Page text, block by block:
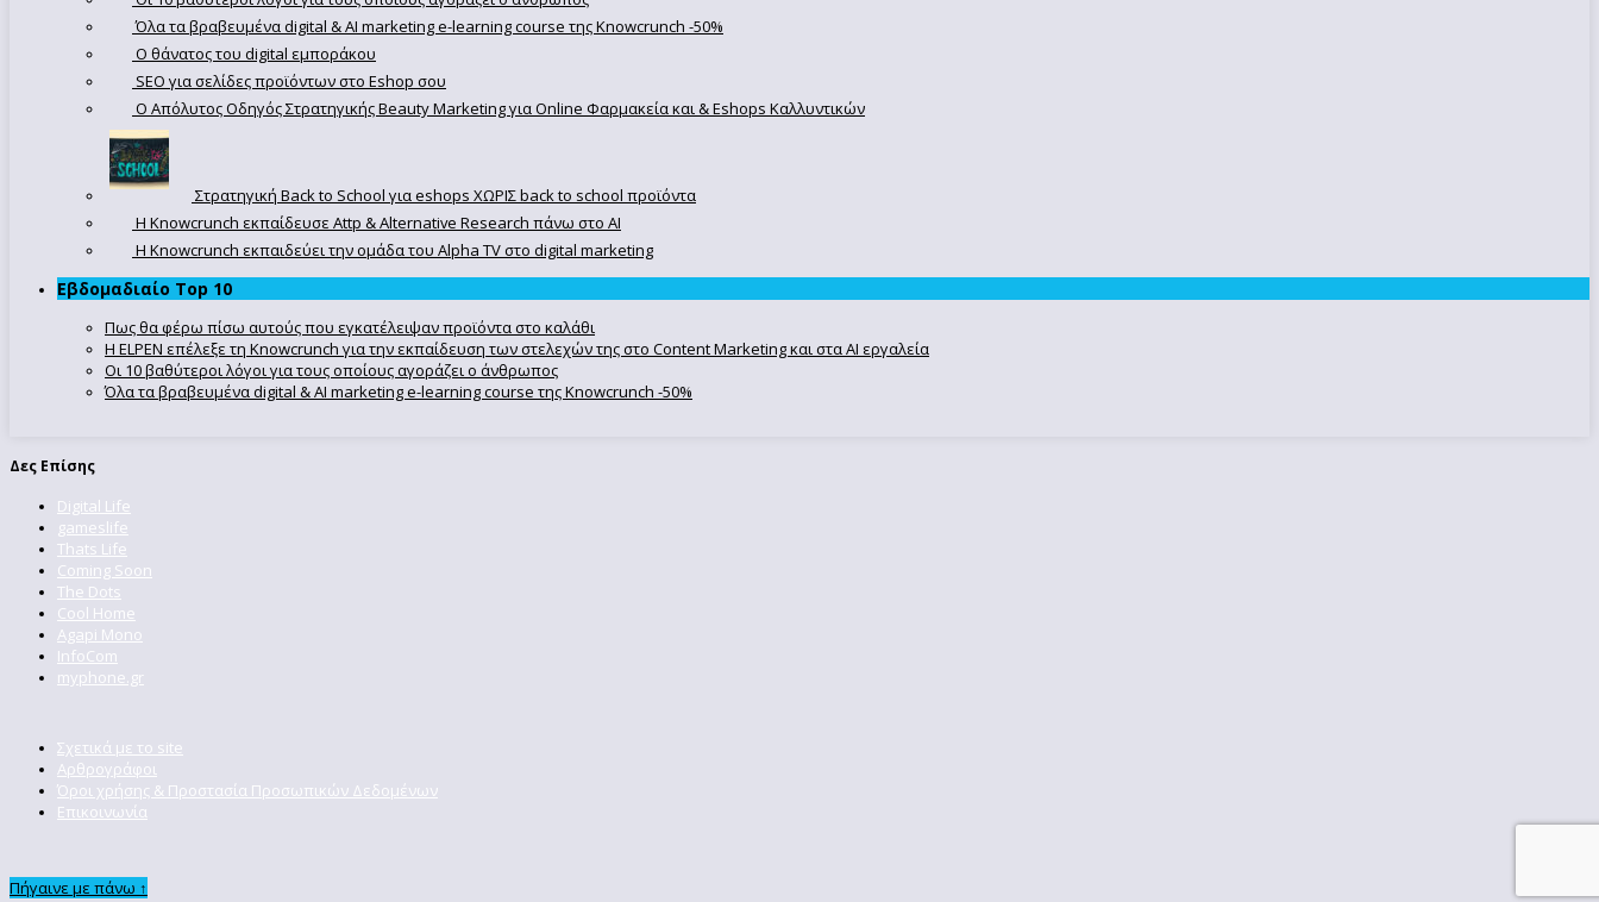
Όλα τα βραβευμένα digital & AI marketing e-learning course της Knowcrunch -50%
Ο θάνατος του digital εμποράκου
SEO για σελίδες προϊόντων στο Eshop σου
Ο Απόλυτoς Οδηγός Στρατηγικής Beauty Marketing για Online Φαρμακεία και & Eshops Καλλυντικών
Στρατηγική Back to School για eshops ΧΩΡΙΣ back to school προϊόντα
Η Knowcrunch εκπαίδευσε Attp & Alternative Research πάνω στο ΑΙ
Η Knowcrunch εκπαιδεύει την ομάδα του Alpha TV στο digital marketing
Εβδομαδιαίο Top 10
Πως θα φέρω πίσω αυτούς που εγκατέλειψαν προϊόντα στο καλάθι
Η ELPEN επέλεξε τη Knowcrunch για την εκπαίδευση των στελεχών της στο Content Marketing και στα AI εργαλεία
Οι 10 βαθύτεροι λόγοι για τους οποίους αγοράζει ο άνθρωπος
Όλα τα βραβευμένα digital & AI marketing e-learning course της Knowcrunch -50%
Δες Επίσης
Digital Life
gameslife
Thats Life
Coming Soon
The Dots
Cool Home
Agapi Mono
InfoCom
myphone.gr
Σχετικά με το site
Αρθρογράφοι
Όροι χρήσης & Προστασία Προσωπικών Δεδομένων
Επικοινωνία
Πήγαινε με πάνω ↑